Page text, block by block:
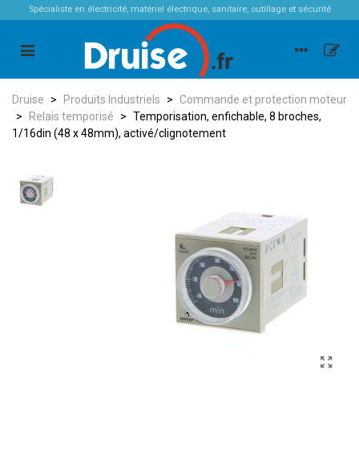
Spécialiste en électricité, matériel électrique, sanitaire, outillage et sécurité
Druise > Produits Industriels >
Commande et protection moteur
>
Relais temporisé > Temporisation, enfichable, 8 broches,
1/16din (48 x 48mm), activé/clignotement